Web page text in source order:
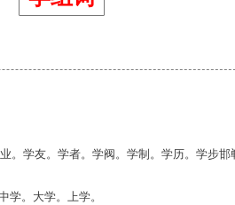
。学友。学者。学阀。学制。学历。学步邯
学。大学。上学。